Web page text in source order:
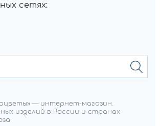
сетях:
— интернет-магазин.
изделий в России и странах